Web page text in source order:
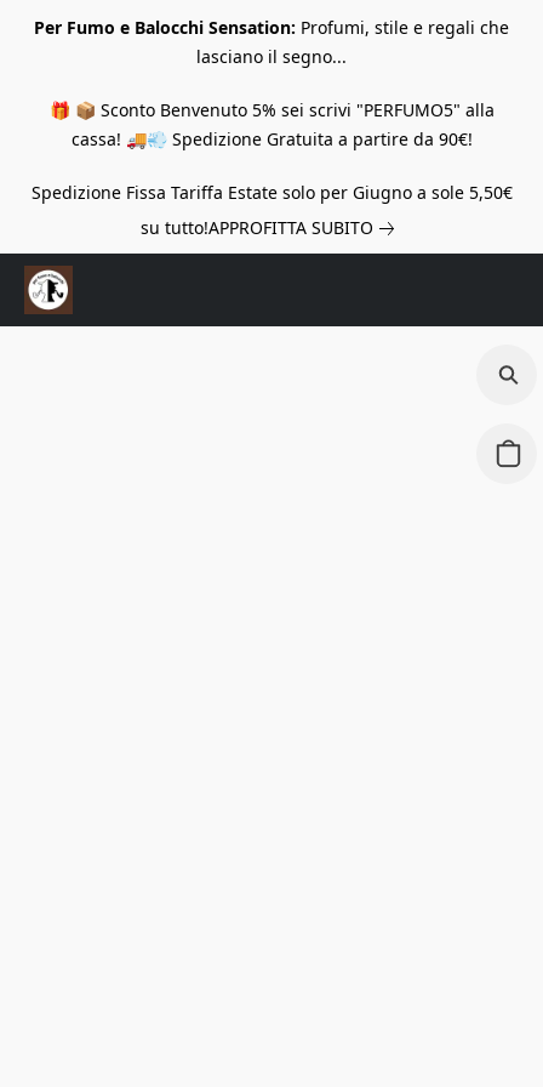
Per Fumo e Balocchi Sensation: Profumi, stile e regali che
lasciano il segno...
🎁 📦 Sconto Benvenuto 5% sei scrivi "PERFUMO5" alla
cassa! 🚚💨 Spedizione Gratuita a partire da 90€!
Spedizione Fissa Tariffa Estate solo per Giugno a sole 5,50€
su tutto!APPROFITTA SUBITO